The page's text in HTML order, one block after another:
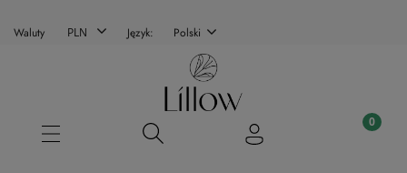
Waluty Język: Polski